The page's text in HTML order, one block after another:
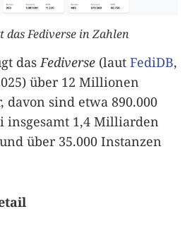
das Fediverse in Zahlen
das Fediverse (laut FediDB,
über 12 Millionen
davon sind etwa 890.000
insgesamt 1,4 Milliarden
über 35.000 Instanzen